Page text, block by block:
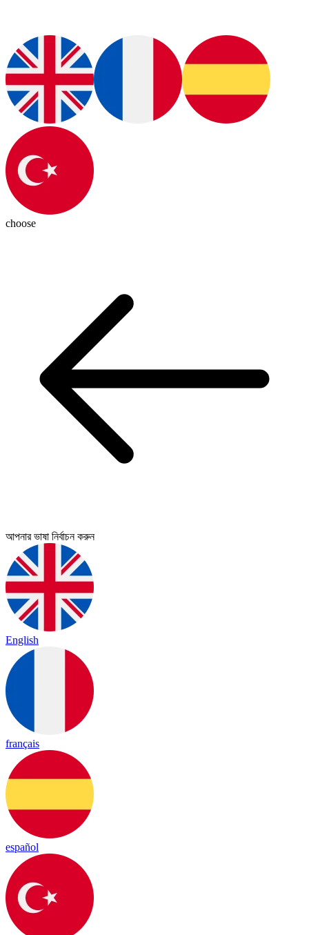
choose
আপনার ভাষা নির্বাচন করুন
English
français
español